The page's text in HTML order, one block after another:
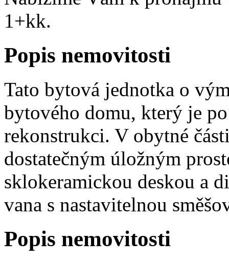
1+kk.
Popis nemovitosti
Tato bytová jednotka o
bytového domu, který je
rekonstrukci. V obytné
dostatečným úložným
sklokeramickou deskou a
vana s nastavitelnou
Popis nemovitosti